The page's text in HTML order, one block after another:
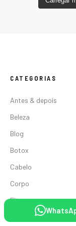
CATEGORIAS
Antes & depois
Beleza
Blog
Botox
Cabelo
Corpo
Fitness
Linhas de Expressão